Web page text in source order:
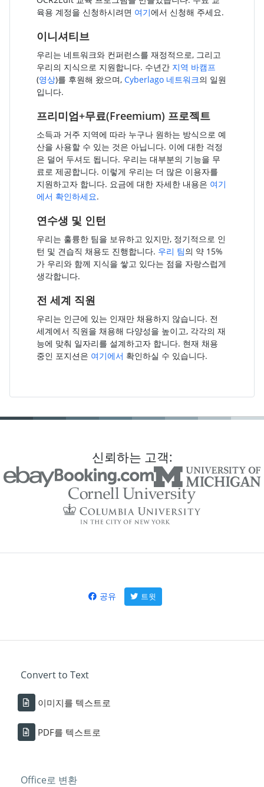
육용 계정을 신청하시려면 여기에서 신청해 주세요.
이니셔티브
우리는 네트워크와 컨퍼런스를 재정적으로, 그리고
우리의 지식으로 지원합니다. 수년간 지역 바캠프
(영상)를 후원해 왔으며, Cyberlago 네트워크의 일원
입니다.
프리미엄+무료(Freemium) 프로젝트
소득과 거주 지역에 따라 누구나 원하는 방식으로 예
산을 사용할 수 있는 것은 아닙니다. 이에 대한 걱정
은 덜어 두셔도 됩니다. 우리는 대부분의 기능을 무
료로 제공합니다. 이렇게 우리는 더 많은 이용자를
지원하고자 합니다. 요금에 대한 자세한 내용은 여기
에서 확인하세요.
연수생 및 인턴
우리는 훌륭한 팀을 보유하고 있지만, 정기적으로 인
턴 및 견습직 채용도 진행합니다. 우리 팀의 약 15%
가 우리와 함께 지식을 쌓고 있다는 점을 자랑스럽게
생각합니다.
전 세계 직원
우리는 인근에 있는 인재만 채용하지 않습니다. 전
세계에서 직원을 채용해 다양성을 높이고, 각각의 재
능에 맞춰 일자리를 설계하고자 합니다. 현재 채용
중인 포지션은 여기에서 확인하실 수 있습니다.
신뢰하는 고객:
공유 트윗
Convert to Text
이미지를 텍스트로
PDF를 텍스트로
Office로 변환